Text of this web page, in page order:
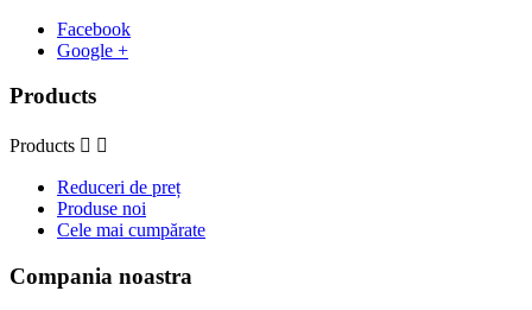
Facebook
Google +
Products
Products  
Reduceri de preț
Produse noi
Cele mai cumpărate
Compania noastra